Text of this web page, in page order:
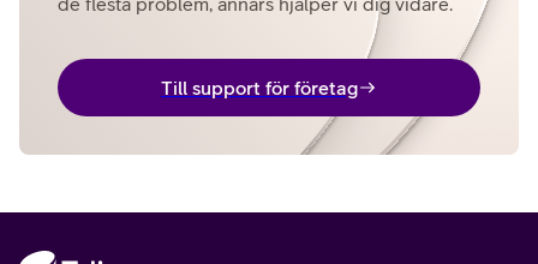
Till support för företag